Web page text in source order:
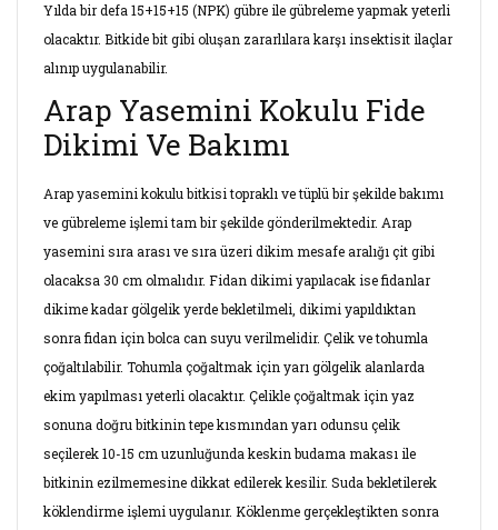
Yılda bir defa 15+15+15 (NPK) gübre ile gübreleme yapmak yeterli
olacaktır. Bitkide bit gibi oluşan zararlılara karşı insektisit ilaçlar
alınıp uygulanabilir.
Arap Yasemini Kokulu Fide
Dikimi Ve Bakımı
Arap yasemini kokulu bitkisi topraklı ve tüplü bir şekilde bakımı
ve gübreleme işlemi tam bir şekilde gönderilmektedir. Arap
yasemini sıra arası ve sıra üzeri dikim mesafe aralığı çit gibi
olacaksa 30 cm olmalıdır. Fidan dikimi yapılacak ise fidanlar
dikime kadar gölgelik yerde bekletilmeli, dikimi yapıldıktan
sonra fidan için bolca can suyu verilmelidir. Çelik ve tohumla
çoğaltılabilir. Tohumla çoğaltmak için yarı gölgelik alanlarda
ekim yapılması yeterli olacaktır. Çelikle çoğaltmak için yaz
sonuna doğru bitkinin tepe kısmından yarı odunsu çelik
seçilerek 10-15 cm uzunluğunda keskin budama makası ile
bitkinin ezilmemesine dikkat edilerek kesilir. Suda bekletilerek
köklendirme işlemi uygulanır. Köklenme gerçekleştikten sonra